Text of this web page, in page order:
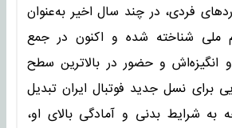
فردی، در چند سال اخیر به‌عنوان
ملی شناخته شده و اکنون در جمع
انگیزه‌اش و حضور در بالاترین سطح
برای نسل جدید فوتبال ایران تبدیل
شرایط بدنی و آمادگی بالای او،